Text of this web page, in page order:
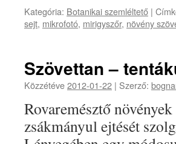
Kategória: Botanikai szemléltető |
sejt, mikrofotó, mirigyszőr, növény
Szövettan –
Közzétéve2012-01-22 | Szerző:
Rovaremésztő
zsákmányul ejtését